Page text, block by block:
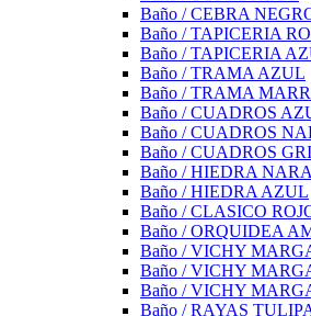
Baño / CEBRA
Baño / TAPICERIA
Baño / TAPICERIA
Baño / TRAMA AZUL
Baño / TRAMA
Baño / CUADROS
Baño / CUADROS
Baño / CUADROS
Baño / HIEDRA
Baño / HIEDRA AZUL
Baño / CLASICO
Baño / ORQUIDEA
Baño / VICHY
Baño / VICHY
Baño / VICHY
Baño / RAYAS